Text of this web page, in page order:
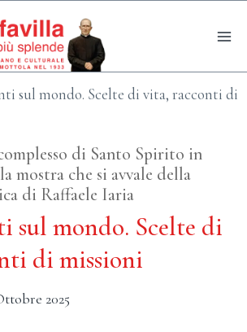
sul mondo. Scelte di vita, racconti di
di Santo Spirito in
mostra che si avvale della
di Raffaele Iaria
sul mondo. Scelte di
di missioni
2025